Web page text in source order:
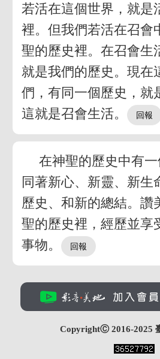
若活在這個世界，就是
裡。但我們若活在召會
聖的歷史裡。在召會生
就是我們的歷史。現在
們，有同一個歷史，就
這就是召會生活。
在神聖的歷史中有
同著新心、新靈、新生
歷史、和新的總結。讚
聖的歷史裡，經歷並享
事物。
CopyrightⒸ 2016-2025